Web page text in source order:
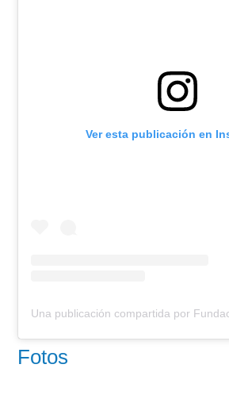
Ver esta publicación en
Fotos